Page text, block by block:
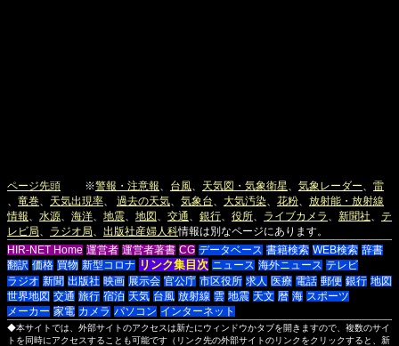
ページ先頭 ※警報・注意報 台風 天気図・気象衛星 気象レーダー
雷
竜巻 天気出現率 過去の天気 気象台 大気汚染 花粉
放射能・放射線
情報
水源 海洋 地震 地図 交通 銀行 役所 ライブカメラ 新聞社
テ
レビ局
ラジオ局 出版社産婦人科情報は別なページにあります。
HIR-NET Home 運営者 運営者著書 CG データベース 書籍検索 WEB検索 辞書
翻訳 価格 買物 新型コロナ リンク集目次 ニュース 海外ニュース テレビ
ラジオ 新聞 出版社 映画 展示会 官公庁 市区役所 求人 医療 電話 郵便 銀行 地図
世界地図 交通 旅行 宿泊 天気 台風 放射線 雲 地震 天文 暦 海 スポーツ
メーカー 家電 カメラ パソコン インターネット
◆本サイトでは、外部サイトのアクセスは新たにウィンドウかタブを開きますので、複数のサイ
トを同時にアクセスすることも可能です（リンク先の外部サイトのリンクをクリックすると、新